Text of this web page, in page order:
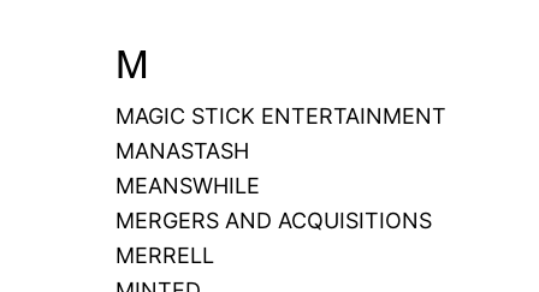
M
MAGIC STICK ENTERTAINMENT
MANASTASH
MEANSWHILE
MERGERS AND ACQUISITIONS
MERRELL